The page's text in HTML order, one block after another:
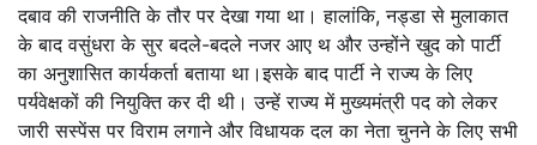
दबाव की राजनीति के तौर पर देखा गया था। हालांकि, नड्डा से मुलाकात
के बाद वसुंधरा के सुर बदले-बदले नजर आए थ और उन्होंने खुद को पार्टी
का अनुशासित कार्यकर्ता बताया था।इसके बाद पार्टी ने राज्य के लिए
पर्यवेक्षकों की नियुक्ति कर दी थी। उन्हें राज्य में मुख्यमंत्री पद को लेकर
जारी सस्पेंस पर विराम लगाने और विधायक दल का नेता चुनने के लिए सभी